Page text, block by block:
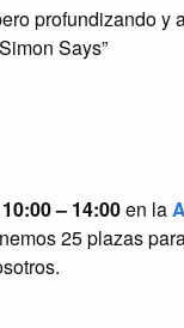
profundizando y
Says”
– 14:00en la
25 plazas